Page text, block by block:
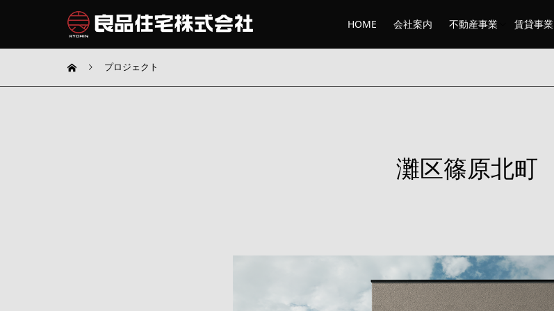
HOME 会社案内 不動産事業 賃貸事業
プロジェクト
灘区篠原北町